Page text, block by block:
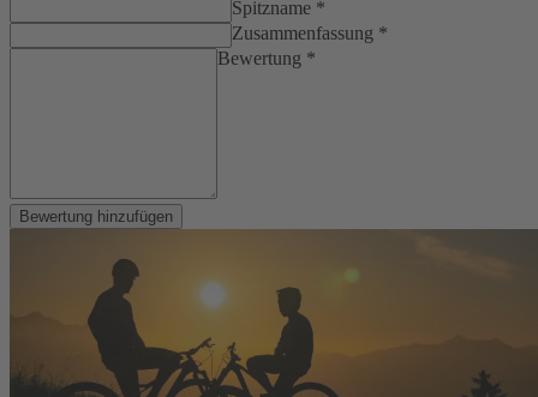
Spitzname *
Zusammenfassung *
Bewertung *
Bewertung hinzufügen